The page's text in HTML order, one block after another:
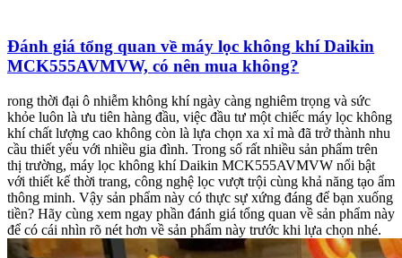
Đánh giá tổng quan về máy lọc không khí Daikin
MCK555AVMVW, có nên mua không?
rong thời đại ô nhiễm không khí ngày càng nghiêm trọng và sức
khỏe luôn là ưu tiên hàng đầu, việc đầu tư một chiếc máy lọc không
khí chất lượng cao không còn là lựa chọn xa xỉ mà đã trở thành nhu
cầu thiết yếu với nhiều gia đình. Trong số rất nhiều sản phẩm trên
thị trường, máy lọc không khí Daikin MCK555AVMVW nổi bật
với thiết kế thời trang, công nghệ lọc vượt trội cùng khả năng tạo ẩm
thông minh. Vậy sản phẩm này có thực sự xứng đáng để bạn xuống
tiền? Hãy cùng xem ngay phần đánh giá tổng quan về sản phẩm này
để có cái nhìn rõ nét hơn về sản phẩm này trước khi lựa chọn nhé.